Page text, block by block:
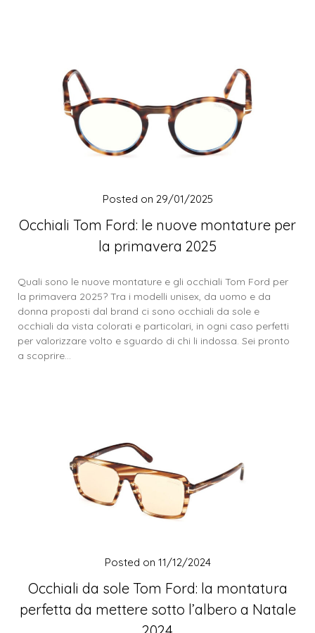
Occhiali Tom Ford: le nuove montature per
la primavera 2025
Posted on 29/01/2025
Quali sono le nuove montature e gli occhiali Tom Ford per
la primavera 2025? Tra i modelli unisex, da uomo e da
donna proposti dal brand ci sono occhiali da sole e
occhiali da vista colorati e particolari, in ogni caso perfetti
per valorizzare volto e sguardo di chi li indossa. Sei pronto
a scoprire…
Occhiali da sole Tom Ford: la montatura
perfetta da mettere sotto l’albero a Natale
Posted on 11/12/2024